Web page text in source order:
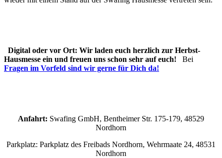
Digital oder vor Ort: Wir laden euch herzlich zur Herbst-
Hausmesse ein und freuen uns schon sehr auf euch! Bei
Fragen im Vorfeld sind wir gerne für Dich da!
Anfahrt: Swafing GmbH, Bentheimer Str. 175-179, 48529
Nordhorn
Parkplatz: Parkplatz des Freibads Nordhorn, Wehrmaate 24, 48531
Nordhorn